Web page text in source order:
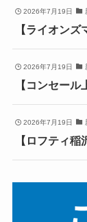
2026年7月19日
【ライオンズ
2026年7月19日
【コンセール
2026年7月19日
【ロフティ稲